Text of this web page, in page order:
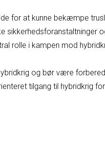
for at kunne bekæmpe
sikkerhedsforanstaltninger
rolle i kampen mod
og bør være
tilgang til hybridkrig